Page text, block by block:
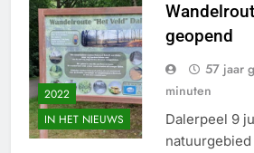
2022
IN HET NIEUWS
geopend
57 jaar
minuten
Dalerpeel 9